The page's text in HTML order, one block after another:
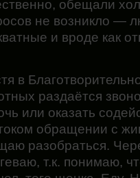
обещали
не возникло —
и вроде как
в
раздаётся
или оказать
обращении с
разобраться.
т.к. понимаю,